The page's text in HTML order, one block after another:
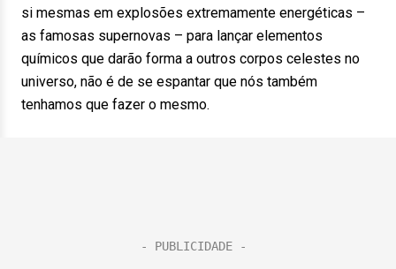
si mesmas em explosões extremamente energéticas –
as famosas supernovas – para lançar elementos
químicos que darão forma a outros corpos celestes no
universo, não é de se espantar que nós também
tenhamos que fazer o mesmo.